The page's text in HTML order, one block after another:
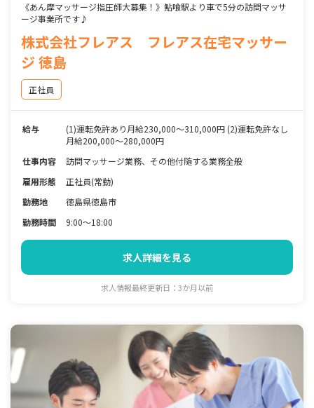
《あん摩マッサージ指圧師大募集！》鮎喰駅より車で5分の訪問マッサ
ージ事業所です♪
株式会社フレアス フレアス在宅マッサー
ジ 徳島
正社員
給与
(1)運転免許あり月給230,000～310,000円 (2)運転免許なし
月給200,000～280,000円
仕事内容
訪問マッサージ業務、その他付随する業務全般
雇用形態
正社員(常勤)
勤務地
徳島県徳島市
勤務時間
9:00～18:00
求人詳細を見る
求人情報最終更新日：3か月以前